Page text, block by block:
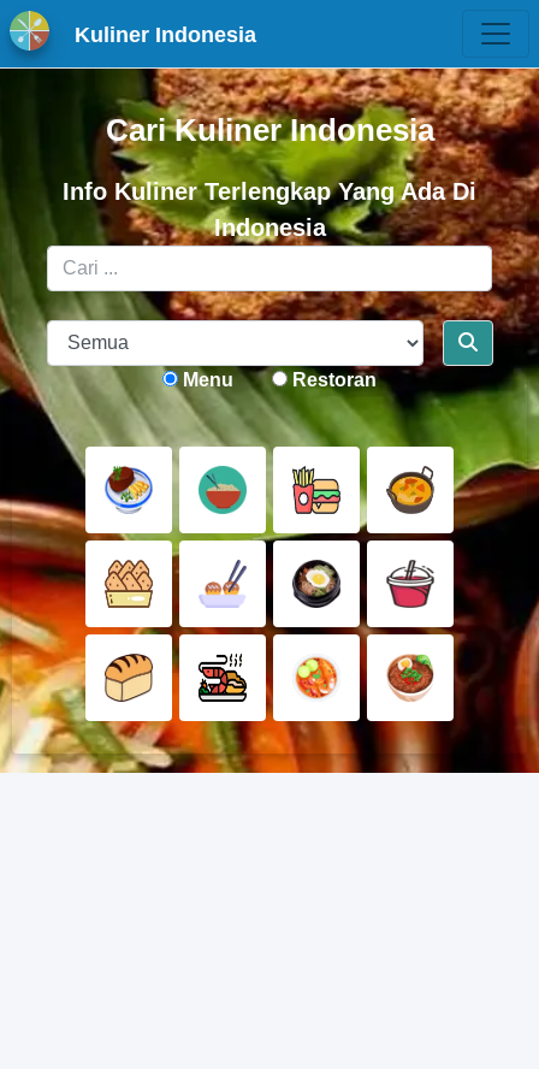
Kuliner Indonesia
Cari Kuliner Indonesia
Info Kuliner Terlengkap Yang Ada Di
Indonesia
Menu Restoran